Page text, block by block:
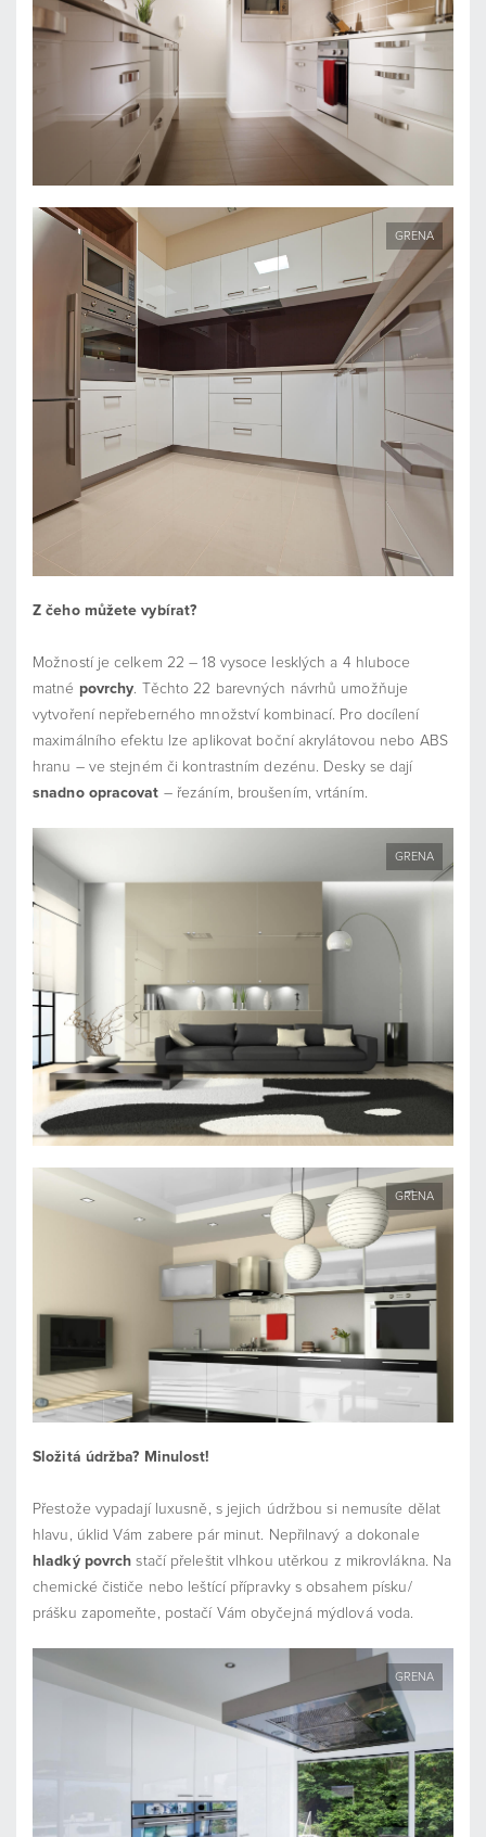
GRENA
Z čeho můžete vybírat?
Možností je celkem 22 – 18 vysoce lesklých a 4 hluboce
matné povrchy. Těchto 22 barevných návrhů umožňuje
vytvoření nepřeberného množství kombinací. Pro docílení
maximálního efektu lze aplikovat boční akrylátovou nebo ABS
hranu – ve stejném či kontrastním dezénu. Desky se dají
snadno opracovat – řezáním, broušením, vrtáním.
GRENA
GRENA
Složitá údržba? Minulost!
Přestože vypadají luxusně, s jejich údržbou si nemusíte dělat
hlavu, úklid Vám zabere pár minut. Nepřilnavý a dokonale
hladký povrch stačí přeleštit vlhkou utěrkou z mikrovlákna. Na
chemické čističe nebo leštící přípravky s obsahem písku/
prášku zapomeňte, postačí Vám obyčejná mýdlová voda.
GRENA